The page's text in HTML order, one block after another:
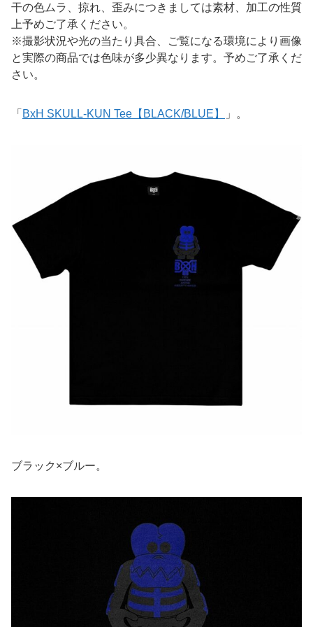
干の色ムラ、掠れ、歪みにつきましては素材、加工の性質
上予めご了承ください。
※撮影状況や光の当たり具合、ご覧になる環境により画像
と実際の商品では色味が多少異なります。予めご了承くだ
さい。
「 BxH SKULL-KUN Tee【BLACK/BLUE】 」。
ブラック×ブルー。